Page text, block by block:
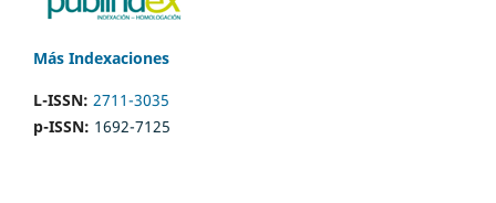
Más Indexaciones
L-ISSN: 2711-3035
p-ISSN: 1692-7125